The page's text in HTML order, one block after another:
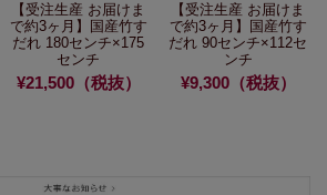
【受注生産 お届けま
で約3ヶ月】
国産竹す
だれ 180センチ×175
センチ
¥21,500（税抜）
【受注生産 お届けま
で約3ヶ月】
国産竹す
だれ 90センチ×112セ
ンチ
¥9,300（税抜）